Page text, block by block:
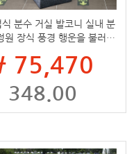
식 분수 거실 발코니 실내 분
원 장식 풍경 행운을 불러오
75,470
348.00